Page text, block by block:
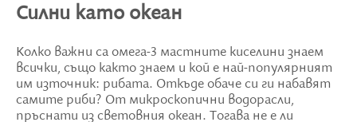
Силни като океан
Колко важни са омега-3 мастните киселини знаем
всички, също както знаем и кой е най-популярният
им източник: рибата. Откъде обаче си ги набавят
самите риби? От микроскопични водорасли,
пръснати из световния океан. Тогава не е ли